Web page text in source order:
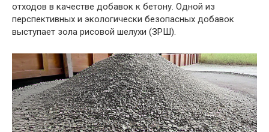
отходов в качестве добавок к бетону. Одной из
перспективных и экологически безопасных добавок
выступает зола рисовой шелухи (ЗРШ).